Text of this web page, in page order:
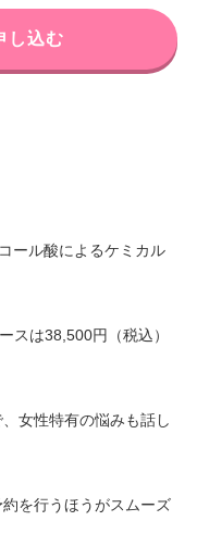
し込む
ール酸によるケミカル
スは38,500円（税込）
女性特有の悩みも話し
を行うほうがスムーズ